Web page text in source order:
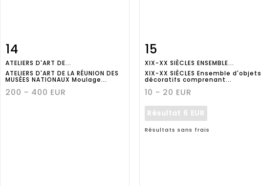
détaillée
14
ATELIERS D'ART DE...
ATELIERS D'ART DE LA RÉUNION DES
MUSÉES NATIONAUX Moulage...
200 - 400 EUR
détaillée
15
XIX-XX SIÈCLES ENSEMBLE...
XIX-XX SIÈCLES Ensemble d'objets
décoratifs comprenant...
10 - 20 EUR
Résultat 6 EUR
Résultats sans frais